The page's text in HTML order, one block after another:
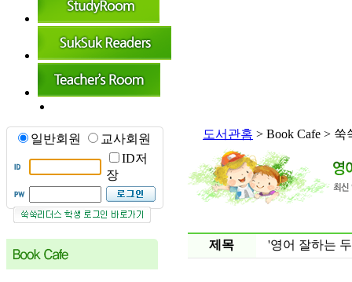
일반회원
교사회원
ID저
장
도서관홈 > Book Cafe >
제목 '영어 잘하는